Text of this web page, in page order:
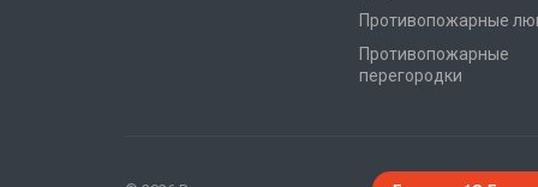
Противопожарные
Противопожарные
перегородки